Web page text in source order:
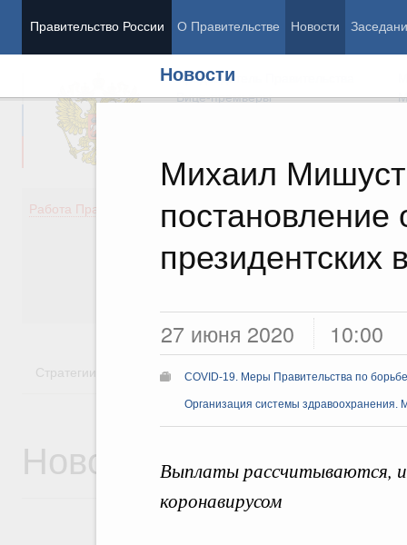
Правительство России О Правительстве Новости
Новости
Михаил
постановление
президентских
27 июня 2020 10:00
COVID-19. Меры Правительства по
Организация системы здравоохранения.
Выплаты рассчитываются,
коронавирусом
Председатель Правительства
Вице-премьеры
Работа Правительства
Демография
Здоровье
Культура
Стратегии Государственные программы
Новости